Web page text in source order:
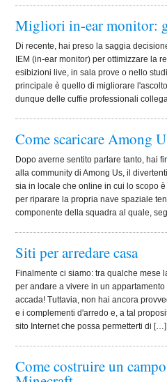
Migliori in-ear monitor:
Di recente, hai preso la saggia
IEM (in-ear monitor) per ottimizzare la
esibizioni live, in sala prove o nello
principale è quello di migliorare
dunque delle cuffie professionali
Come scaricare Among
Dopo averne sentito parlare tanto, hai
alla community di Among Us, il
sia in locale che online in cui lo scopo
per riparare la propria nave spaziale
componente della squadra al quale,
Siti per arredare casa
Finalmente ci siamo: tra qualche mese
per andare a vivere in un
accada! Tuttavia, non hai ancora
e i complementi d'arredo e, a tal
sito Internet che possa permetterti di […]
Come costruire un